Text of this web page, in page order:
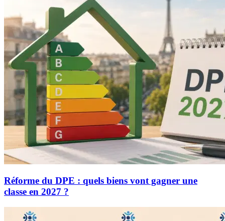
Réforme du DPE : quels biens vont gagner une
classe en 2027 ?